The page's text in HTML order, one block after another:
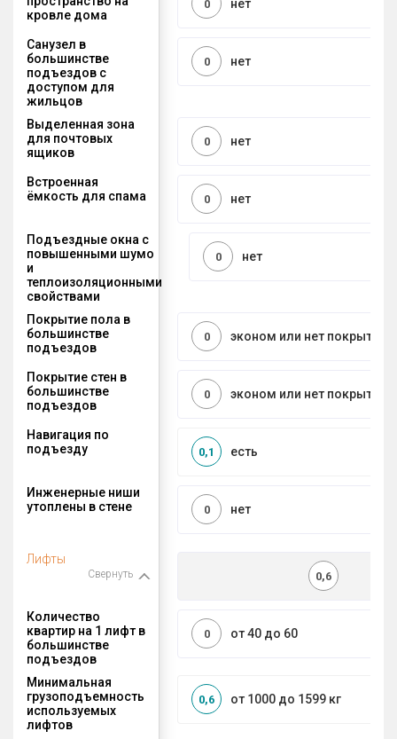
кровле дома
нет
0
Санузел в
большинстве
подъездов с
доступом для
жильцов
нет
0
Выделенная зона
для почтовых
ящиков
нет
0
Встроенная
ёмкость для спама
нет
0
Подъездные окна с
повышенными шумо
и
теплоизоляционными
свойствами
нет
0
Покрытие пола в
большинстве
подъездов
эконом или нет покрытия
0
Покрытие стен в
большинстве
подъездов
эконом или нет покрытия
0
Навигация по
подъезду
есть
0,1
Инженерные ниши
утоплены в стене
нет
0
Лифты
Свернуть 0,6
Количество
квартир на 1 лифт в
большинстве
подъездов
от 40 до 60
0
Минимальная
грузоподъемность
используемых
лифтов
от 1000 до 1599 кг
0,6